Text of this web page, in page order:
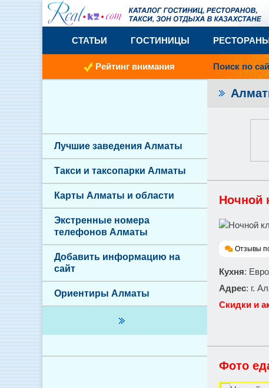
СТАТЬИ ГОСТИНИЦЫ
Рейтинг внимания Поиск по
Ночной
Отзывы
Кухня:
Адрес: г.
Скидки и
Фото
Лучшие заведения Алматы
Такси и таксопарки Алматы
Карты Алматы и области
Экстренные номера
телефонов Алматы
Добавить информацию на
сайт
Ориентиры Алматы